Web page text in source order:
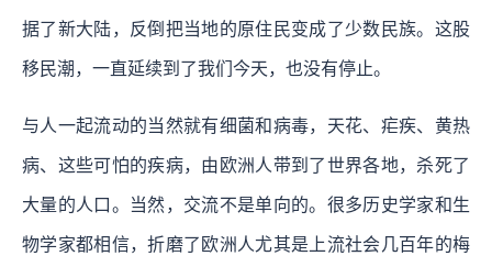
据了新大陆，反倒把当地的原住民变成了少数民族。这股
移民潮，一直延续到了我们今天，也没有停止。
与人一起流动的当然就有细菌和病毒，天花、疟疾、黄热
病、这些可怕的疾病，由欧洲人带到了世界各地，杀死了
大量的人口。当然，交流不是单向的。很多历史学家和生
物学家都相信，折磨了欧洲人尤其是上流社会几百年的梅